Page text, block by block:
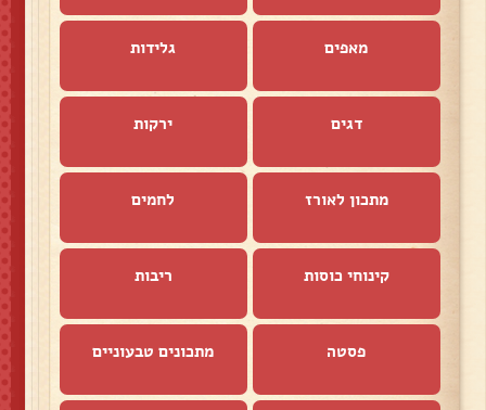
מאפים גלידות
דגים ירקות
מתכון לאורז לחמים
קינוחי כוסות ריבות
פסטה מתכונים טבעוניים